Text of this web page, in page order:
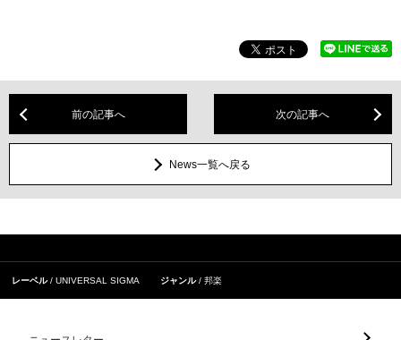
前の記事へ 次の記事へ
News一覧へ戻る
レーベル UNIVERSAL SIGMA ジャンル 邦楽